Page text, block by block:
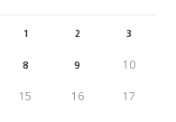
1 2
3
8 9 10
15 16 17